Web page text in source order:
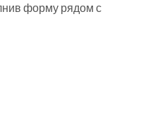
форму рядом с